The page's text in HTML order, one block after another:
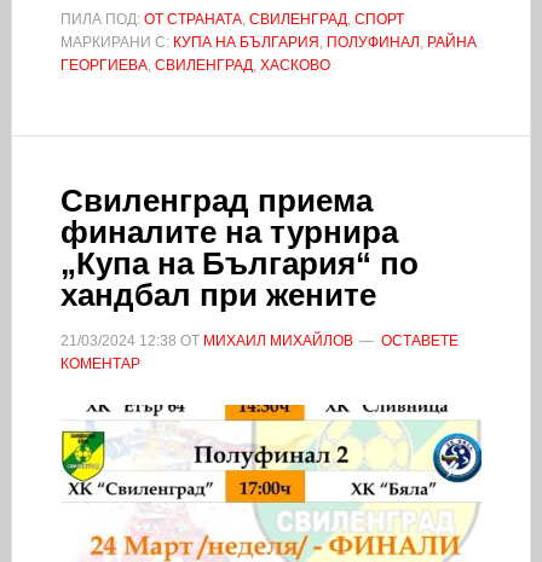
ПИЛА ПОД: ОТ СТРАНАТА, СВИЛЕНГРАД, СПОРТ
МАРКИРАНИ С: КУПА НА БЪЛГАРИЯ , ПОЛУФИНАЛ , РАЙНА
ГЕОРГИЕВА, СВИЛЕНГРАД, ХАСКОВО
Свиленград приема
финалите на турнира
„Купа на България“ по
хандбал при жените
21/03/2024 12:38 ОТ МИХАИЛ МИХАЙЛОВ
ОСТАВЕТЕ
КОМЕНТАР